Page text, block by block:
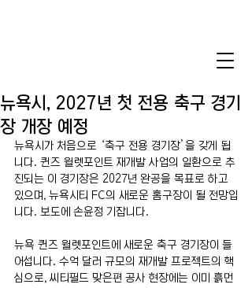
뉴욕시, 2027년 첫 전용 축구 경기
장 개장 예정
뉴욕시가 처음으로 ‘축구 전용 경기장’을 갖게 됩
니다. 퀸즈 윌렛포인트 재개발 사업의 일환으로 추
진되는 이 경기장은 2027년 완공을 목표로 하고
있으며, 뉴욕시티 FC의 새로운 홈구장이 될 전망입
니다. 보도에 손윤정 기잡니다.
뉴욕 퀸즈 윌렛포인트에 새로운 축구 경기장이 들
어섭니다. 수억 달러 규모의 재개발 프로젝트의 핵
심으로, 씨티필드 맞은편 공사 현장에는 이미 흙먼